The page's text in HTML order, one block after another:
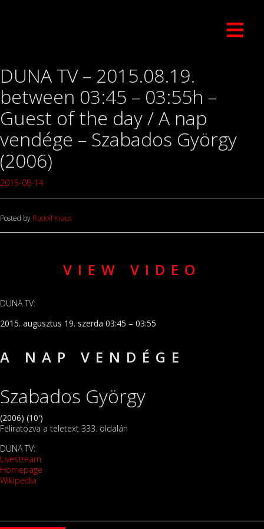
DUNA TV – 2015.08.19.
between 03:45 – 03:55h –
Guest of the day / A nap
vendége – Szabados György
(2006)
2015-08-14
Posted by Rudolf Kraus
VIEW VIDEO
DUNA TV:
2015. augusztus 19. szerda 03:45 – 03:55
A NAP VENDÉGE
Szabados György
(2006) (10′)
Feliratozva a teletext 333. oldalán
DUNA TV:
Livestream
Homepage
Wikipedia